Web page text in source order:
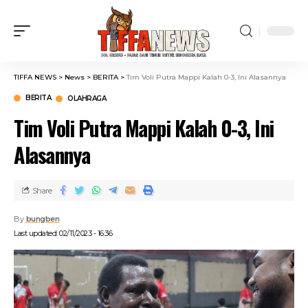
TIFFA NEWS > News > BERITA>Tim Voli Putra Mappi Kalah 0-3, Ini Alasannya
BERITA OLAHRAGA
Tim Voli Putra Mappi Kalah 0-3, Ini
Alasannya
Last updated: 02/11/2023 - 16:36
By bungben
Share